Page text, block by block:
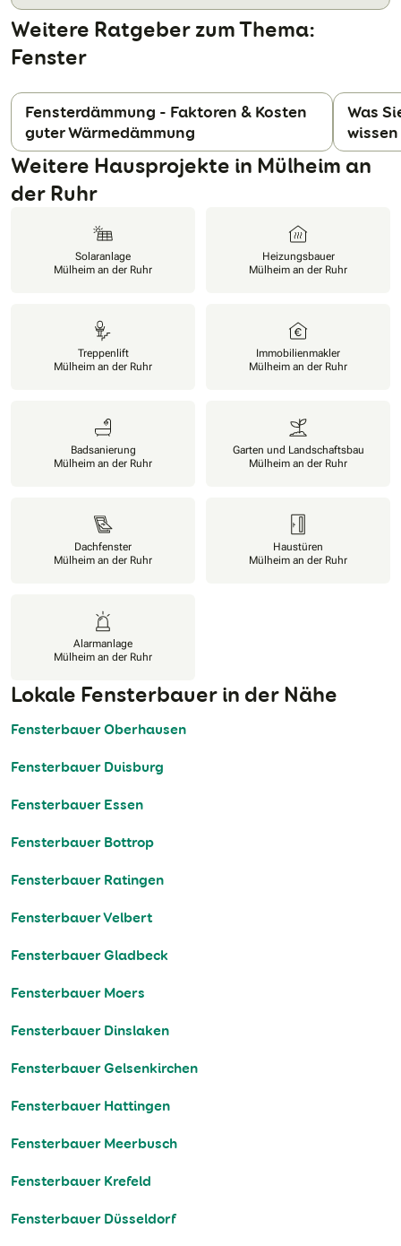
Weitere Ratgeber zum Thema:
Fenster
Fensterdämmung - Faktoren & Kosten
guter Wärmedämmung
Was
Weitere Hausprojekte in Mülheim an
der Ruhr
Solaranlage
Mülheim an der Ruhr
Heizungsbauer
Mülheim an der Ruhr
Treppenlift
Mülheim an der Ruhr
Immobilienmakler
Mülheim an der Ruhr
Badsanierung
Mülheim an der Ruhr
Garten und Landschaftsbau
Mülheim an der Ruhr
Dachfenster
Mülheim an der Ruhr
Haustüren
Mülheim an der Ruhr
Alarmanlage
Mülheim an der Ruhr
Lokale Fensterbauer in der Nähe
Fensterbauer Oberhausen
Fensterbauer Duisburg
Fensterbauer Essen
Fensterbauer Bottrop
Fensterbauer Ratingen
Fensterbauer Velbert
Fensterbauer Gladbeck
Fensterbauer Moers
Fensterbauer Dinslaken
Fensterbauer Gelsenkirchen
Fensterbauer Hattingen
Fensterbauer Meerbusch
Fensterbauer Krefeld
Fensterbauer Düsseldorf